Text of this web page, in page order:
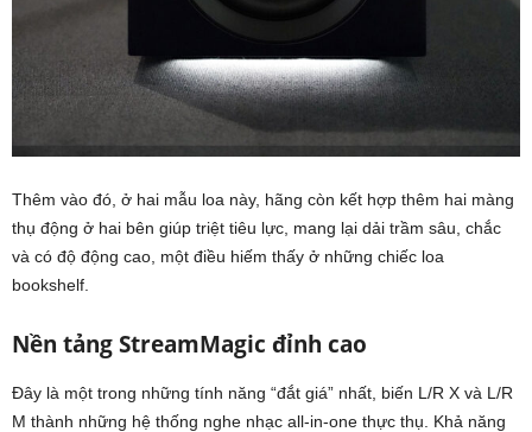
Thêm vào đó, ở hai mẫu loa này, hãng còn kết hợp thêm hai màng
thụ động ở hai bên giúp triệt tiêu lực, mang lại dải trầm sâu, chắc
và có độ động cao, một điều hiếm thấy ở những chiếc loa
bookshelf.
Nền tảng StreamMagic đỉnh cao
Đây là một trong những tính năng “đắt giá” nhất, biến L/R X và L/R
M thành những hệ thống nghe nhạc all-in-one thực thụ. Khả năng